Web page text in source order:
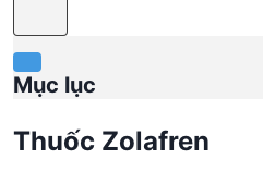
Mục lục
Thuốc Zolafren